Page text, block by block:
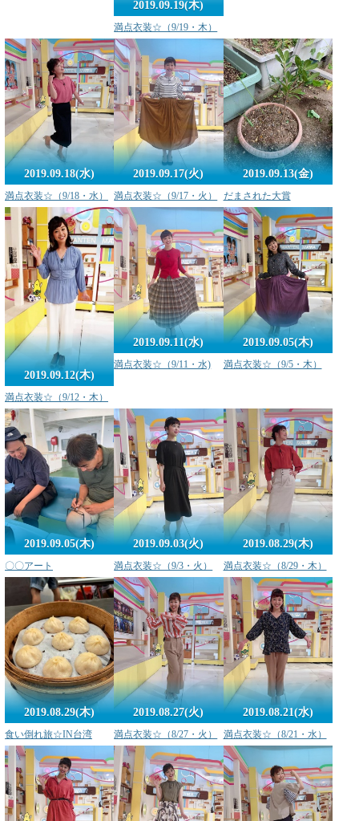
2019.09.19(木)
満点衣装☆（9/19・木）
2019.09.18(水)
満点衣装☆（9/18・水）
2019.09.17(火)
満点衣装☆（9/17・火）
2019.09.13(金)
だまされた大賞
2019.09.12(木)
満点衣装☆（9/12・木）
2019.09.11(水)
満点衣装☆（9/11・水)
2019.09.05(木)
満点衣装☆（9/5・木）
2019.09.05(木)
〇〇アート
2019.09.03(火)
満点衣装☆（9/3・火）
2019.08.29(木)
満点衣装☆（8/29・木）
2019.08.29(木)
食い倒れ旅☆IN台湾
2019.08.27(火)
満点衣装☆（8/27・火）
2019.08.21(水)
満点衣装☆（8/21・水）